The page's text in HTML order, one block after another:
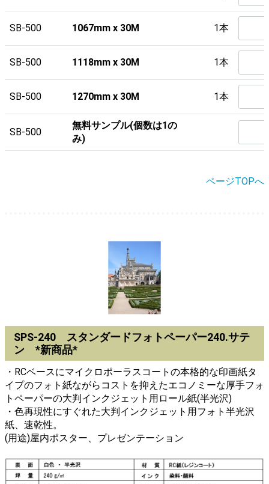
SB-500 1067mm x 30M 1本
SB-500 1118mm x 30M 1本
SB-500 1270mm x 30M 1本
SB-500
無料サンプル(個数は1の
み)
ページTOPへ
SPS-240 スタンダードフォトペーパー240.サテ
ン *新商品*
・RCベースにマイクロポーラスコートの本格的な印画紙タ
イプのフォト紙ながらコストを抑えたエコノミーな厚手フォ
トペーパーの大判インクジェット用ロール紙(半光沢)
・色再現性にすぐれた大判インクジェット用フォト半光沢
紙、速乾性。
(用途)屋内ポスター、プレゼンテーション